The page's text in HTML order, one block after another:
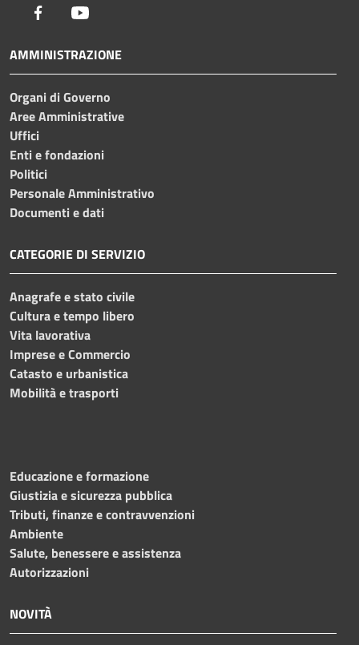
Facebook
AMMINISTRAZIONE
Organi di Governo
Aree Amministrative
Uffici
Enti e fondazioni
Politici
Personale Amministrativo
Documenti e dati
CATEGORIE DI SERVIZIO
Anagrafe e stato civile
Cultura e tempo libero
Vita lavorativa
Imprese e Commercio
Catasto e urbanistica
Mobilità e trasporti
Educazione e formazione
Giustizia e sicurezza pubblica
Tributi, finanze e contravvenzioni
Ambiente
Salute, benessere e assistenza
Autorizzazioni
NOVITÀ